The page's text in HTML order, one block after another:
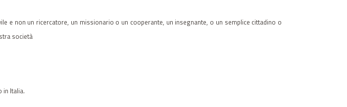
e non un ricercatore, un missionario o un cooperante, un insegnante, o un semplice cittadino o
società
in Italia.